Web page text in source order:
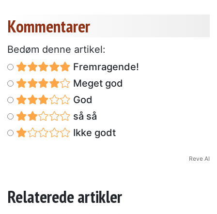
Kommentarer
Bedøm denne artikel:
Fremragende!
Meget god
God
så så
Ikke godt
Reve AI
Relaterede artikler